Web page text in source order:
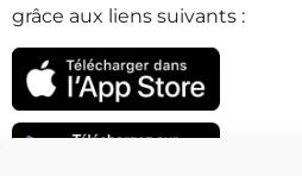
grâce aux liens suivants :